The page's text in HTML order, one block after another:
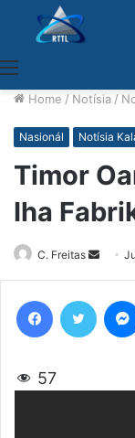
Home / Notísia /
Nasionál Notísia
Timor
Iha
C. Freitas
Send
an
email
57